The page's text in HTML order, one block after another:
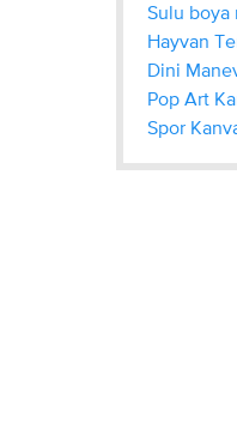
Sulu boya
Hayvan
Dini
Pop Art
Spor